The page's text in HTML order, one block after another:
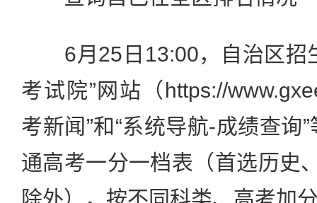
6月25日13:00，自治区招
考试院”网站（https://
考新闻”和“系统导航-成绩查询
通高考一分一档表（首选历史